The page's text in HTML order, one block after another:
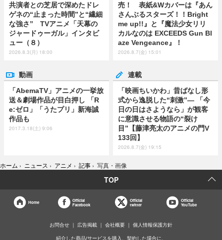
共演者との芝居で深めたドレ
ゲネの“止まった時間”と“繊細
な強さ” TVアニメ「天幕の
ジャードゥーガル」インタビ
ュー（８）
2026.8.3(月) 18:00
売！ 表紙&Wカバーは『あん
さんぶるスターズ！！Bright
me up!!』と『魔法少女リリ
カルなのは EXCEEDS Gun Bl
aze Vengeance』！
2026.8.7(金) 15:01
動画
「AbemaTV」アニメの一挙放
送＆劇場作品が目白押し 「R
e:ゼロ」「うたプリ」新海誠
作品も
2017.3.18(土) 9:06
連載
「映画ちいかわ」昔ばなし形
式から逸脱した“刺激”― 「今
日の日はさようなら」が観客
に意識させる物語の“裂け
目”【藤津亮太のアニメの門V
133回】
2026.8.7(金) 19:15
ホーム › ニュース › アニメ › 記事 › 写真・画像
TOP
Home
Official
Facebook
Official
twitter
Official
YouTube
お問合せ 広告掲載 会社概要 個人情報保護方針
紹介した商品/サービスを購入、契約した場合に、